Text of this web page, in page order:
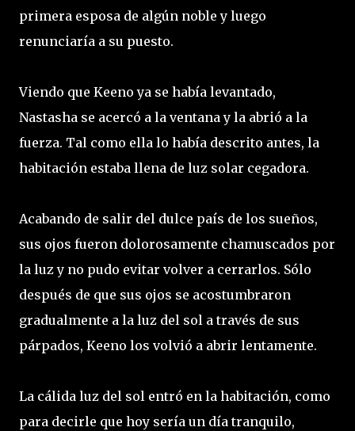
primera esposa de algún noble y luego
renunciaría a su puesto.
Viendo que Keeno ya se había levantado,
Nastasha se acercó a la ventana y la abrió a la
fuerza. Tal como ella lo había descrito antes, la
habitación estaba llena de luz solar cegadora.
Acabando de salir del dulce país de los sueños,
sus ojos fueron dolorosamente chamuscados por
la luz y no pudo evitar volver a cerrarlos. Sólo
después de que sus ojos se acostumbraron
gradualmente a la luz del sol a través de sus
párpados, Keeno los volvió a abrir lentamente.
La cálida luz del sol entró en la habitación, como
para decirle que hoy sería un día tranquilo,